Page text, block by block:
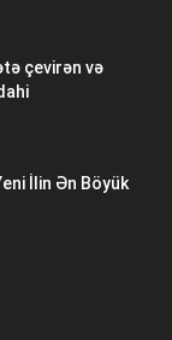
çevirən və
İlin Ən Böyük